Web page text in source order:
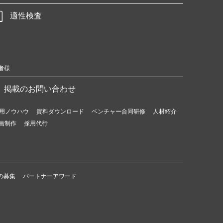
適性検査
様
掲載のお問い合わせ
ノウハウ 資料ダウンロード ベンチャー合同研修
人材紹介
制作
採用代行
募集 パートナーアワード